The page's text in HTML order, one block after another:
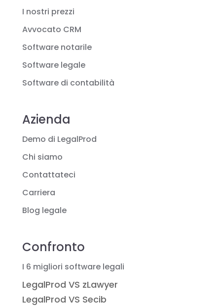
I nostri prezzi
Avvocato CRM
Software notarile
Software legale
Software di contabilità
Azienda
Demo di LegalProd
Chi siamo
Contattateci
Carriera
Blog legale
Confronto
I 6 migliori software legali
LegalProd VS zLawyer
LegalProd VS Secib